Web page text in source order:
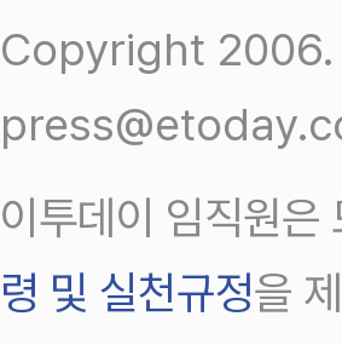
Copyright 2006.
이투데이 임직원
령 및 실천규정을